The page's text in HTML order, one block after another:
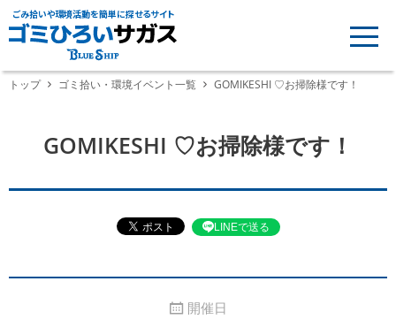
ごみ拾いや環境活動を簡単に探せるサイト
トップ ゴミ拾い・環境イベント一覧 GOMIKESHI ♡お掃除様です！
GOMIKESHI ♡お掃除様です！
LINEで送る
開催日